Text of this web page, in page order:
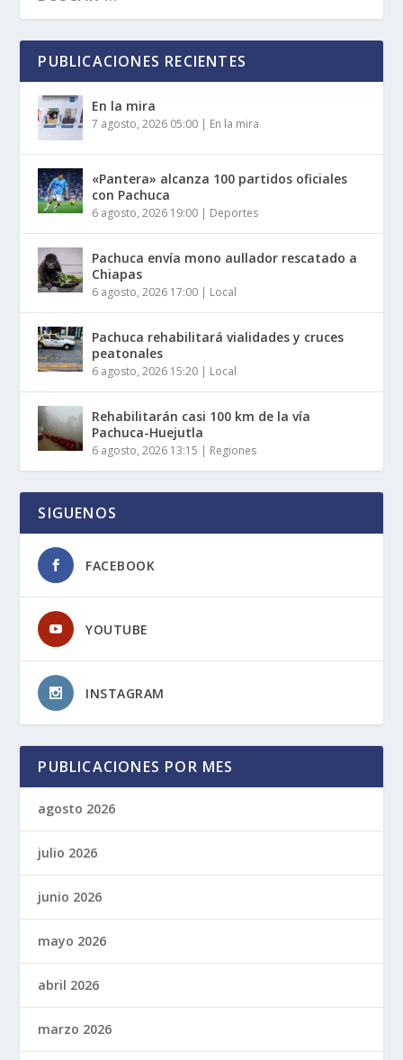
PUBLICACIONES RECIENTES
En la mira
7 agosto, 2026 05:00 | En la mira
«Pantera» alcanza 100 partidos oficiales
con Pachuca
6 agosto, 2026 19:00 | Deportes
Pachuca envía mono aullador rescatado a
Chiapas
6 agosto, 2026 17:00 | Local
Pachuca rehabilitará vialidades y cruces
peatonales
6 agosto, 2026 15:20 | Local
Rehabilitarán casi 100 km de la vía
Pachuca-Huejutla
6 agosto, 2026 13:15 | Regiones
SIGUENOS
FACEBOOK
YOUTUBE
INSTAGRAM
PUBLICACIONES POR MES
agosto 2026
julio 2026
junio 2026
mayo 2026
abril 2026
marzo 2026